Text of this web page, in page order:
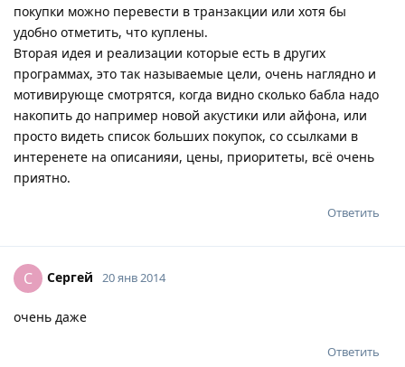
покупки можно перевести в транзакции или хотя бы
удобно отметить, что куплены.
Вторая идея и реализации которые есть в других
программах, это так называемые цели, очень наглядно и
мотивирующе смотрятся, когда видно сколько бабла надо
накопить до например новой акустики или айфона, или
просто видеть список больших покупок, со ссылками в
интеренете на описанияи, цены, приоритеты, всё очень
приятно.
Ответить
С Сергей 20 янв 2014
очень даже
Ответить